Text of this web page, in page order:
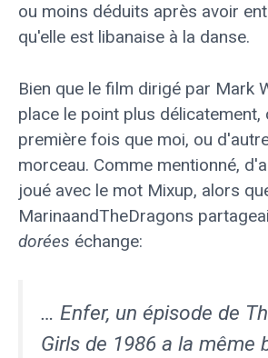
ou moins déduits après avoir
qu'elle est libanaise à la danse.
Bien que le film dirigé par Mark
place le point plus délicatement,
première fois que moi, ou
morceau. Comme mentionné,
joué avec le mot Mixup, alors
MarinaandTheDragons
dorées échange:
… Enfer, un épisode de
Girls de 1986 a la même